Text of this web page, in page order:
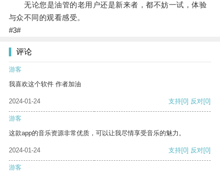
无论您是油管的老用户还是新来者，都不妨一试，体验
与众不同的观看感受。
#3#
评论
游客
我喜欢这个软件 作者加油
2024-01-24 支持[0] 反对[0]
游客
这款app的音乐资源非常优质，可以让我尽情享受音乐的魅力。
2024-01-24 支持[0] 反对[0]
游客